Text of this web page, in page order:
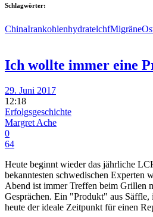
Schlagwörter:
ChinaIrankohlenhydratelchfMigräne
Ich wollte immer eine
29. Juni 2017
12:18
Erfolgsgeschichte
Margret Ache
0
64
Heute beginnt wieder das jährliche
bekanntesten schwedischen Experten
Abend ist immer Treffen beim Grillen
Gesprächen. Ein "Produkt" aus Säffle,
heute der ideale Zeitpunkt für einen